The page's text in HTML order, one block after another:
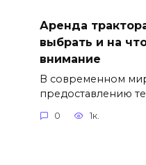
Аренда
выбрать и на
внимание
В современном
предоставлению
0 1к.